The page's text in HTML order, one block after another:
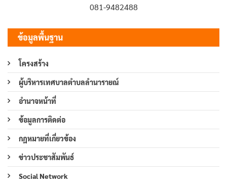
081-9482488
ข้อมูลพื้นฐาน
โครงสร้าง
ผู้บริหารเทศบาลตำบลลำนารายณ์
อำนาจหน้าที่
ข้อมูลการติดต่อ
กฎหมายที่เกี่ยวข้อง
ข่าวประชาสัมพันธ์
Social Network